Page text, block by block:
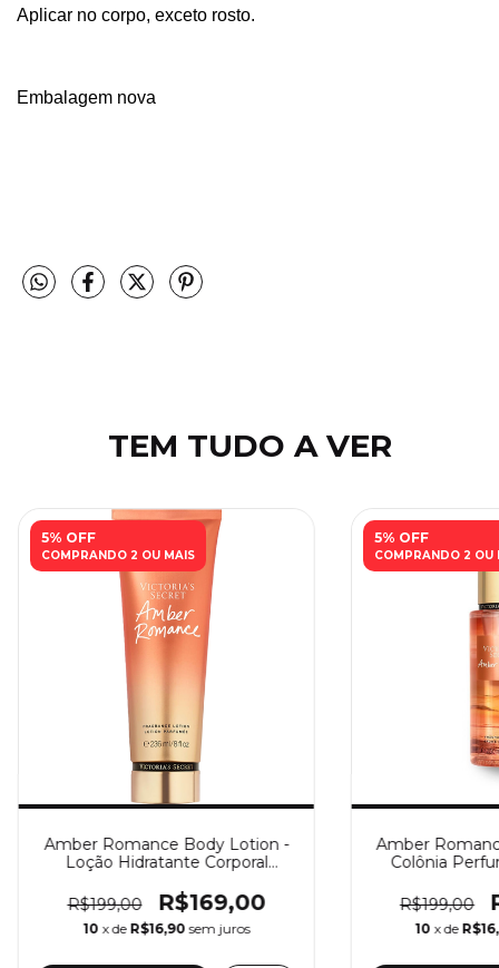
Aplicar no corpo, exceto rosto.
Embalagem nova
TEM TUDO A VER
5% OFF
COMPRANDO 2 OU MAIS
Amber Romance Body Lotion -
Loção Hidratante Corporal
R$199,00
R$169,00
10 x de R$16,90 sem juros
5% OFF
COMPRANDO 2 OU
Amber
Colônia
R$199,00
10 x de